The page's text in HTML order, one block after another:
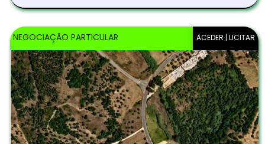
ACEDER | LICITAR
NEGOCIAÇÃO PARTICULAR